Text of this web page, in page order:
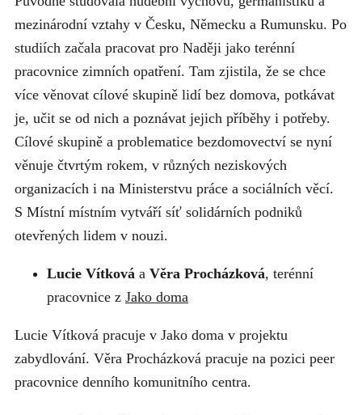
mezinárodní vztahy v Česku, Německu a Rumunsku. Po
studiích začala pracovat pro Naději jako terénní
pracovnice zimních opatření. Tam zjistila, že se chce
více věnovat cílové skupině lidí bez domova, potkávat
je, učit se od nich a poznávat jejich příběhy i potřeby.
Cílové skupině a problematice bezdomovectví se nyní
věnuje čtvrtým rokem, v různých neziskových
organizacích i na Ministerstvu práce a sociálních věcí.
S Místní místním vytváří síť solidárních podniků
otevřených lidem v nouzi.
Lucie Vítková a Věra Procházková, terénní
pracovnice z Jako doma
Lucie Vítková pracuje v Jako doma v projektu
zabydlování. Věra Procházková pracuje na pozici peer
pracovnice denního komunitního centra.